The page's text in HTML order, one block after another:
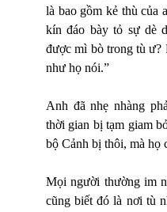
là bao gồm kẻ thù của
kín đáo bày tỏ sự dè
được mì bò trong tù ư?
như họ nói.”
Anh đã nhẹ nhàng
thời gian bị tạm giam
bộ Cảnh bị thôi, mà họ
Mọi người thường im
cũng biết đó là nơi tù